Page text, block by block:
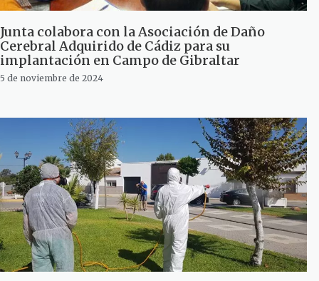
Junta colabora con la Asociación de Daño
Cerebral Adquirido de Cádiz para su
implantación en Campo de Gibraltar
5 de noviembre de 2024